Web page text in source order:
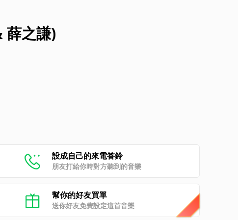
薛之謙)
設成自己的來電答鈴
朋友打給你時對方聽到的音樂
幫你的好友買單
送你好友免費設定這首音樂